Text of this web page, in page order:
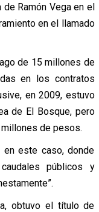
Ramón Vega en el
en el llamado
de 15 millones de
en los contratos
en 2009, estuvo
de El Bosque, pero
de pesos.
este caso, donde
públicos y
obtuvo el título de